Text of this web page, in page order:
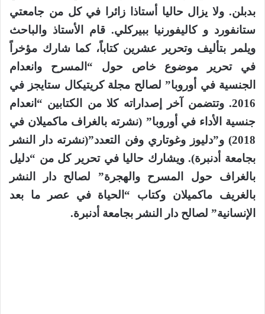
بدبلن. ولا يزال حاليا أستاذا زائرا في كل من جامعتي
ستانفورد و كاليفورنيا ببيركلي. قام الأستاذ والباحث
ويلمر بتأليف وتحرير عشرين كتاباً، كما شارك مؤخراً
في تحرير موضوع خاص حول “المسرح وانعدام
الجنسية في أوروبا” لصالح مجلة كريتيكال ستايجز في
2016. وتتضمن آخر إصداراته كلا من الكتابين “انعدام
جنسية اﻷداء في أوروبا” (نشرته بالغراف ماكميلان في
2018) و”دليوز وغوتاري وفن التعدد”(نشرته دار النشر
بجامعة أدنبرة). ويشارك حاليا في تحرير كل من “دليل
بالغراف حول المسرح والهجرة” لصالح دار النشر
بالغريف ماكميلان وكتاب “الحياة في عصر ما بعد
الإنسانية” لصالح دار النشر بجامعة أدنبرة.